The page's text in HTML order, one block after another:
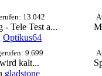
13.042
- Tele Test a...
Optikus64
9.699
kalt...
gladstone